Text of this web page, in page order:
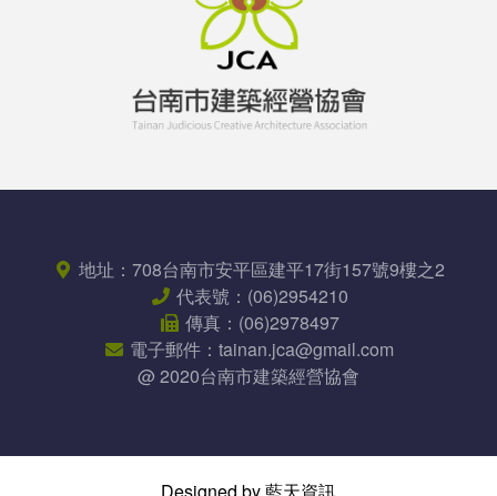
地址： 708台南市安平區建平17街157號9樓之2
代表號： (06)2954210
傳真： (06)2978497
電子郵件： tainan.jca@gmail.com
@ 2020台南市建築經營協會